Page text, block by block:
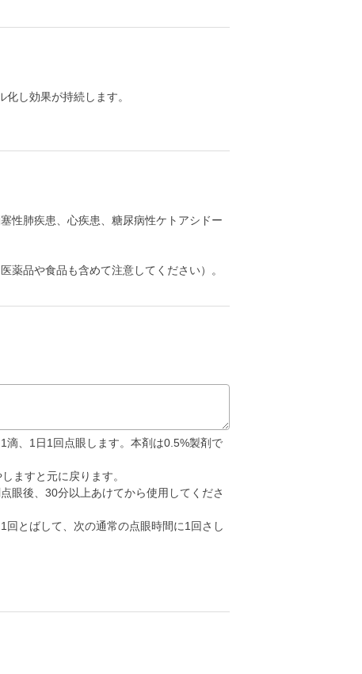
し効果が持続します。
性肺疾患、心疾患、糖尿病性ケトアシドー
薬品や食品も含めて注意してください）。
、1日1回点眼します。本剤は0.5%製剤で
ますと元に戻ります。
眼後、30分以上あけてから使用してくださ
とばして、次の通常の点眼時間に1回さし